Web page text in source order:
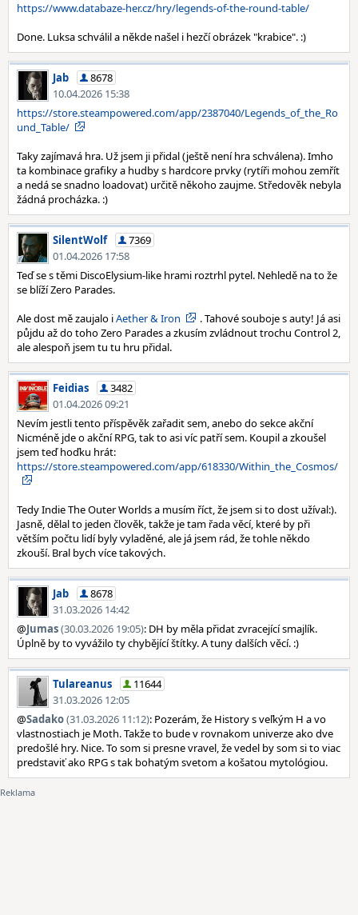
https://www.databaze-her.cz/hry/legends-of-the-round-table/
Done. Luksa schválil a někde našel i hezčí obrázek "krabice". :)
Jab
8678
10.04.2026 15:38
https://store.steampowered.com/app/2387040/Legends_of_the_Ro
und_Table/
Taky zajímavá hra. Už jsem ji přidal (ještě není hra schválena). Imho
ta kombinace grafiky a hudby s hardcore prvky (rytíři mohou zemřít
a nedá se snadno loadovat) určitě někoho zaujme. Středověk nebyla
žádná procházka. :)
SilentWolf
7369
01.04.2026 17:58
Teď se s těmi DiscoElysium-like hrami roztrhl pytel. Nehledě na to že
se blíží Zero Parades.
Ale dost mě zaujalo iAether & Iron
. Tahové souboje s auty! Já asi
půjdu až do toho Zero Parades a zkusím zvládnout trochu Control 2,
ale alespoň jsem tu tu hru přidal.
Feidias
3482
01.04.2026 09:21
Nevím jestli tento příspěvěk zařadit sem, anebo do sekce akční
Nicméně jde o akční RPG, tak to asi víc patří sem. Koupil a zkoušel
jsem teď hoďku hrát:
https://store.steampowered.com/app/618330/Within_the_Cosmos/
Tedy Indie The Outer Worlds a musím říct, že jsem si to dost užíval:).
Jasně, dělal to jeden člověk, takže je tam řada věcí, které by při
větším počtu lidí byly vyladěné, ale já jsem rád, že tohle někdo
zkouší. Bral bych více takových.
Jab
8678
31.03.2026 14:42
@Jumas(30.03.2026 19:05): DH by měla přidat zvracející smajlík.
Úplně by to vyvážilo ty chybějící štítky. A tuny dalších věcí. :)
Tulareanus
11644
31.03.2026 12:05
@Sadako(31.03.2026 11:12): Pozerám, že History s veľkým H a vo
vlastnostiach je Moth. Takže to bude v rovnakom univerze ako dve
predošlé hry. Nice. To som si presne vravel, že vedel by som si to viac
predstaviť ako RPG s tak bohatým svetom a košatou mytológiou.